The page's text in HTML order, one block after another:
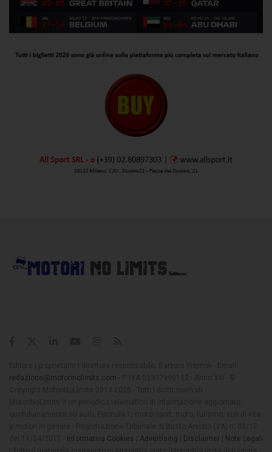
redazione@motorinolimits.com
Informativa Cookies Advertising Disclaimer
Note Legali